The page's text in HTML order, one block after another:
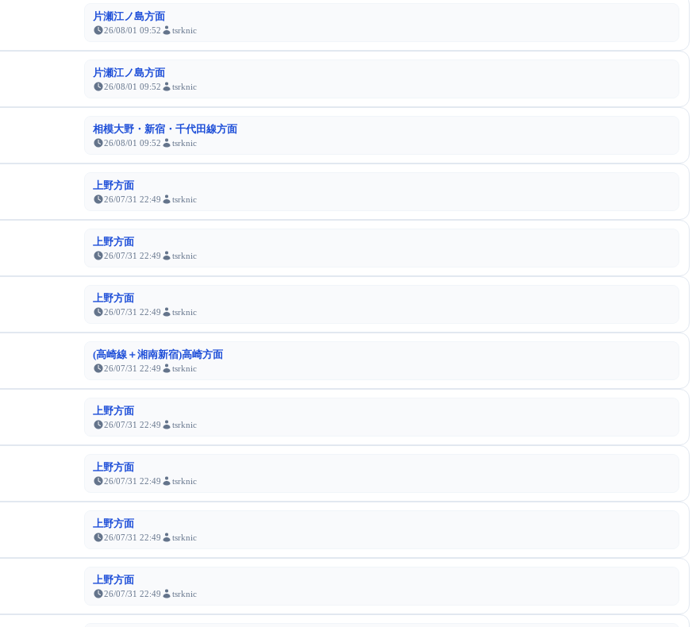
片瀬江ノ島方面
26/08/01 09:52 tsrknic
片瀬江ノ島方面
26/08/01 09:52 tsrknic
相模大野・新宿・千代田線方面
26/08/01 09:52 tsrknic
上野方面
26/07/31 22:49 tsrknic
上野方面
26/07/31 22:49 tsrknic
上野方面
26/07/31 22:49 tsrknic
(高崎線＋湘南新宿)高崎方面
26/07/31 22:49 tsrknic
上野方面
26/07/31 22:49 tsrknic
上野方面
26/07/31 22:49 tsrknic
上野方面
26/07/31 22:49 tsrknic
上野方面
26/07/31 22:49 tsrknic